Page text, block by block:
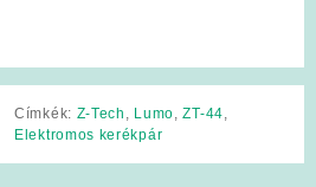
Címkék: Z-Tech Lumo ,ZT-44
Elektromos kerékpár